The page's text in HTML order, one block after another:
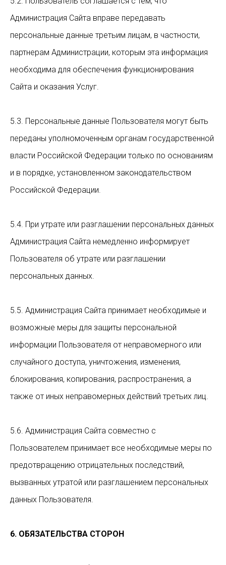
Администрация Сайта вправе передавать
персональные данные третьим лицам, в частности,
партнерам Администрации, которым эта информация
необходима для обеспечения функционирования
Сайта и оказания Услуг.
5.3. Персональные данные Пользователя могут быть
переданы уполномоченным органам государственной
власти Российской Федерации только по основаниям
и в порядке, установленном законодательством
Российской Федерации.
5.4. При утрате или разглашении персональных данных
Администрация Сайта немедленно информирует
Пользователя об утрате или разглашении
персональных данных.
5.5. Администрация Сайта принимает необходимые и
возможные меры для защиты персональной
информации Пользователя от неправомерного или
случайного доступа, уничтожения, изменения,
блокирования, копирования, распространения, а
также от иных неправомерных действий третьих лиц.
5.6. Администрация Сайта совместно с
Пользователем принимает все необходимые меры по
предотвращению отрицательных последствий,
вызванных утратой или разглашением персональных
данных Пользователя.
6. ОБЯЗАТЕЛЬСТВА СТОРОН